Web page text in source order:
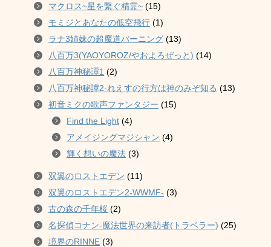
マクロス~星を繋ぐ精霊~ (15)
モミジとあなたの低空飛行 (1)
ラナ3姉妹の超魔道バーニング (13)
八百万3(YAOYOROZ/やおよろぜっと) (14)
八百万神秘譚1 (2)
八百万神秘譚2-れえすの行方は神のみぞ知る (13)
初音ミクの歌声ファンタジー (15)
Find the Light (4)
アメイジングマジシャン (4)
輝く想いの魔法 (3)
双翼のロストエデン (11)
双翼のロストエデン2-WWMF- (3)
古の森の千年桜 (2)
名探偵コナン-魔法世界の来訪者(トラベラー) (25)
境界のRINNE (3)